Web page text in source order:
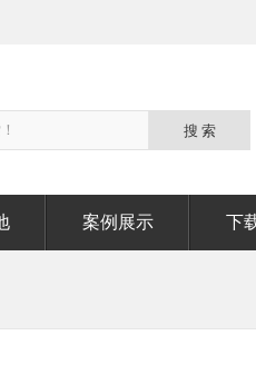
案例展示 下